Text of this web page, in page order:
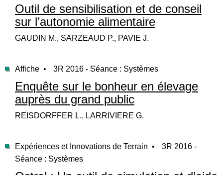
Outil de sensibilisation et de conseil
sur l’autonomie alimentaire
GAUDIN M., SARZEAUD P., PAVIE J.
Affiche • 3R 2016 - Séance : Systèmes
Enquête sur le bonheur en élevage
auprès du grand public
REISDORFFER L., LARRIVIERE G.
Expériences et Innovations de Terrain •
3R 2016 -
Séance : Systèmes